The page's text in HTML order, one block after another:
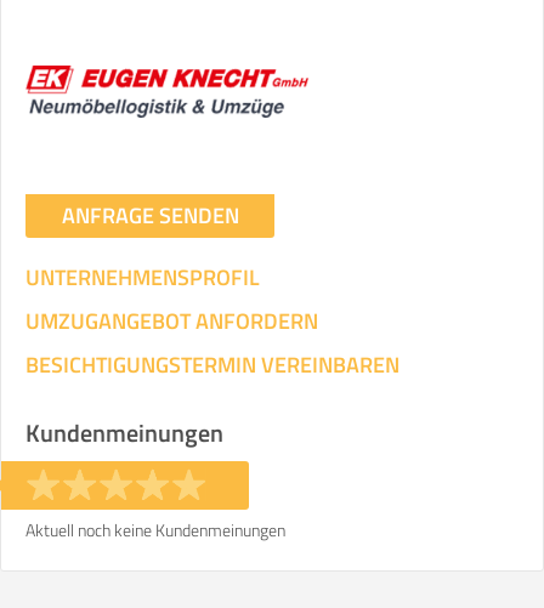
ANFRAGE SENDEN
UNTERNEHMENSPROFIL
UMZUGANGEBOT ANFORDERN
BESICHTIGUNGSTERMIN VEREINBAREN
Kundenmeinungen
Aktuell noch keine Kundenmeinungen